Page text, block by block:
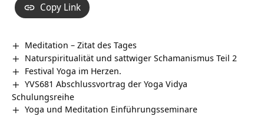
Copy Link
Meditation – Zitat des Tages
Naturspiritualität und sattwiger Schamanismus Teil 2
Festival Yoga im Herzen.
YVS681 Abschlussvortrag der Yoga Vidya
Schulungsreihe
Yoga und Meditation Einführungsseminare